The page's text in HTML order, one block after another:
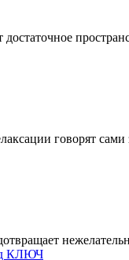
говорят